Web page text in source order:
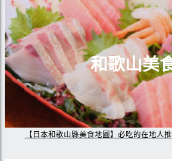
和歌山美
【日本和歌山縣美食地圖】必吃的在地人